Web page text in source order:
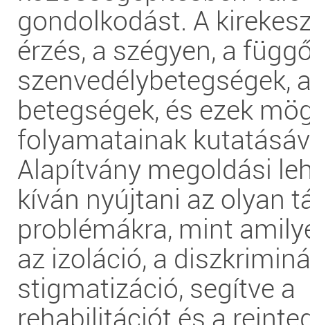
gondolkodást. A
érzés, a szégyen, a
szenvedélybetegségek,
betegségek, és ezek
folyamatainak
Alapítvány megoldási
kíván nyújtani az olyan
problémákra, mint
az izoláció, a
stigmatizáció, segítve a
rehabilitációt és a